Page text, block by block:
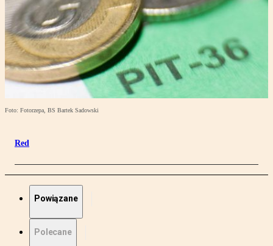
Foto: Fotorzepa, BS Bartek Sadowski
Red
Powiązane
Polecane